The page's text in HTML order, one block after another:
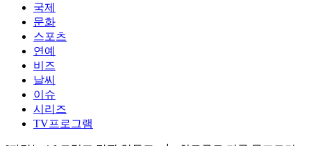
국제
문화
스포츠
연예
비즈
날씨
이슈
시리즈
TV프로그램